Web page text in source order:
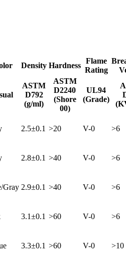
Density Hardness
Flame
Rating
ASTM
D792
(g/ml)
ASTM
D2240
(Shore
00)
UL94
(Grade)
2.5±0.1 >20 V-0 >6
2.8±0.1 >40 V-0 >6
Gray 2.9±0.1 >40 V-0 >6
3.1±0.1 >60 V-0 >6
3.3±0.1 >60 V-0 >10